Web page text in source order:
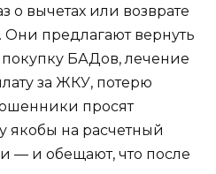
вычетах или возврате
предлагают вернуть
покупку БАДов, лечение
за ЖКУ, потерю
просят
якобы на расчетный
— и обещают, что после